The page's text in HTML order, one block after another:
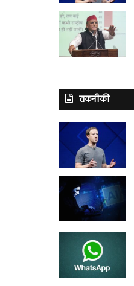
तकनीकी